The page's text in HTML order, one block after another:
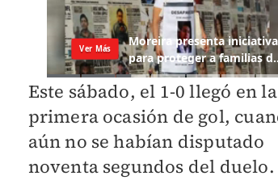
Este sábado, el 1-0 llegó en la
primera ocasión de gol,
aún no se habían disputado
noventa segundos del duelo.